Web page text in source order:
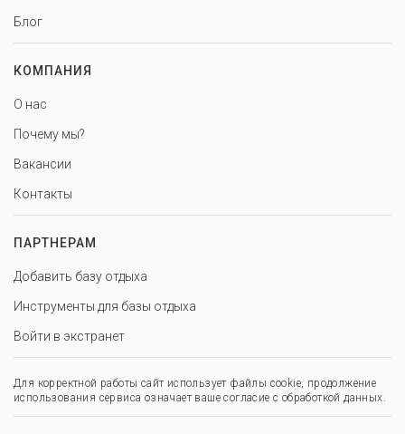
Блог
КОМПАНИЯ
О нас
Почему мы?
Вакансии
Контакты
ПАРТНЕРАМ
Добавить базу отдыха
Инструменты для базы отдыха
Войти в экстранет
Для корректной работы сайт использует файлы cookie, продолжение
использования сервиса означает ваше согласие с обработкой данных.